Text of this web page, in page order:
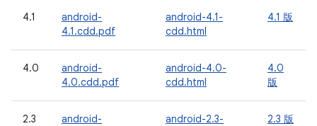
4.1
android-
4.1.cdd.pdf
android-4.1-
cdd.html
4.1 版
4.0
android-
4.0.cdd.pdf
android-4.0-
cdd.html
4.0
版
2.3
android-
android-2.3-
2.3 版